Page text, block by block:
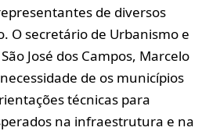
de diversos
O secretário de Urbanismo e
José dos Campos, Marcelo
de os municípios
técnicas para
na infraestrutura e na